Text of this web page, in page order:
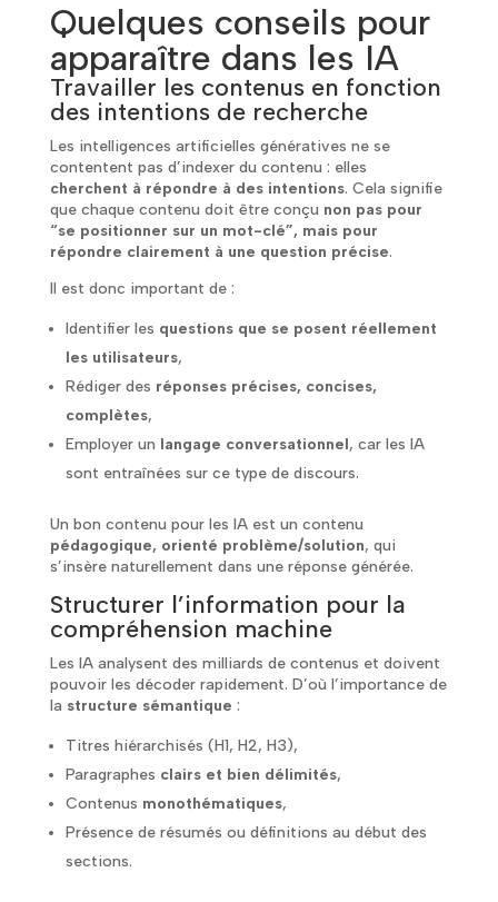
Quelques conseils pour
apparaître dans les IA
Travailler les contenus en fonction
des intentions de recherche
Les intelligences artificielles génératives ne se
contentent pas d’indexer du contenu : elles
cherchent à répondre à des intentions. Cela signifie
que chaque contenu doit être conçu non pas pour
“se positionner sur un mot-clé”, mais pour
répondre clairement à une question précise.
Il est donc important de :
Identifier les questions que se posent réellement
les utilisateurs,
Rédiger des réponses précises, concises,
complètes,
Employer un langage conversationnel, car les IA
sont entraînées sur ce type de discours.
Un bon contenu pour les IA est un contenu
pédagogique, orienté problème/solution, qui
s’insère naturellement dans une réponse générée.
Structurer l’information pour la
compréhension machine
Les IA analysent des milliards de contenus et doivent
pouvoir les décoder rapidement. D’où l’importance de
la structure sémantique :
Titres hiérarchisés (H1, H2, H3),
Paragraphes clairs et bien délimités,
Contenus monothématiques,
Présence de résumés ou définitions au début des
sections.